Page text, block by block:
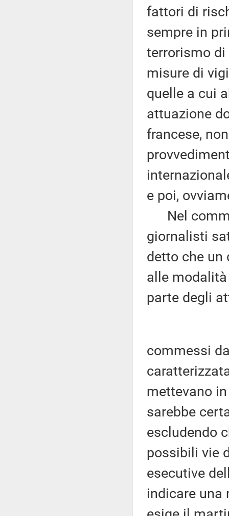
fattori di
sempre in
terrorismo
misure di
quelle a cui
attuazione
francese,
e poi,
Nel
giornalisti
detto che un
alle
parte degli
commessi
mettevano
sarebbe
escludendo
possibili vie
esecutive
indicare una